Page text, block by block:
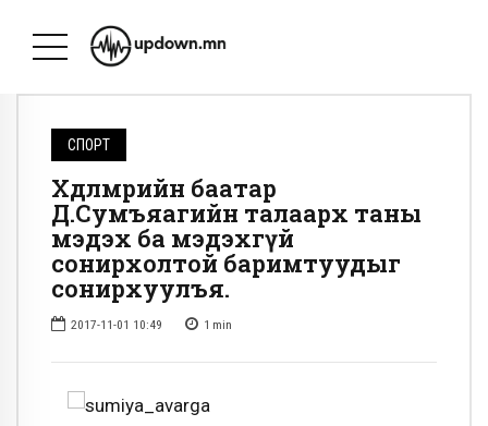
СПОРТ
Хөдөлмөрийн баатар
Д.Сумъяагийн талаарх таны
мэдэх ба мэдэхгүй
сонирхолтой баримтуудыг
сонирхуулъя.
2017-11-01 10:49 1 min